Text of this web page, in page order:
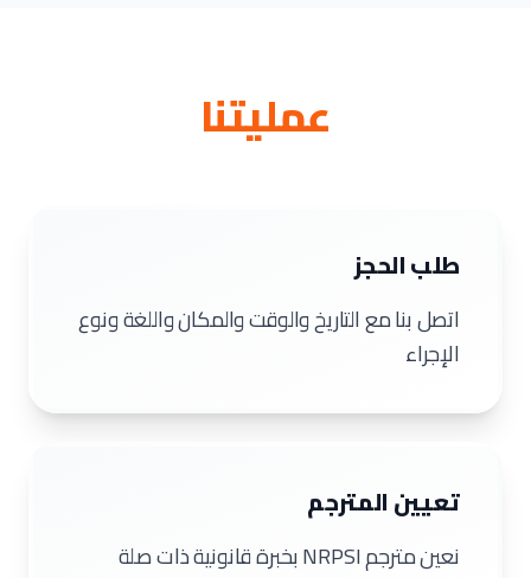
عمليتنا
طلب الحجز
اتصل بنا مع التاريخ والوقت والمكان واللغة ونوع
الإجراء
تعيين المترجم
نعين مترجم NRPSI بخبرة قانونية ذات صلة